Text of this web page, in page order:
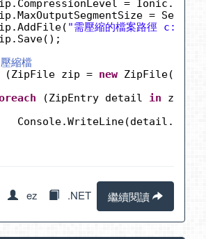
=
=
"需壓縮的檔案路徑
縮檔
(ZipFile zip = new ZipFile(
(ZipEntry detail in
zip)
ez .NET 繼續閱讀